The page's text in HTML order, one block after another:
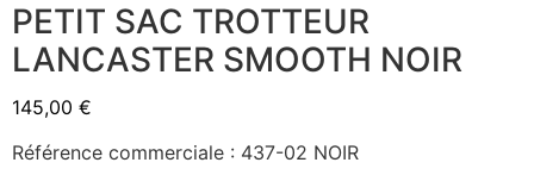
PETIT SAC TROTTEUR
LANCASTER SMOOTH NOIR
145,00 €
Référence commerciale : 437-02 NOIR